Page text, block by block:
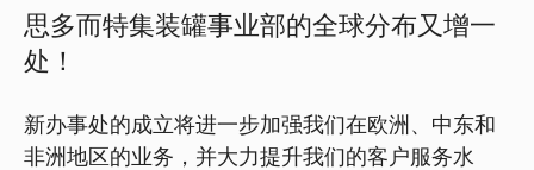
思多而特集装罐事业部的全球分布又增一
处！
新办事处的成立将进一步加强我们在欧洲、中东和
非洲地区的业务，并大力提升我们的客户服务水